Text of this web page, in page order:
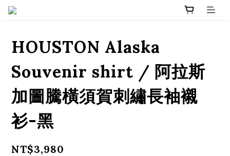
HOUSTON Alaska
Souvenir shirt / 阿拉斯
加圖騰橫須賀刺繡長袖襯
衫-黑
NT$3,980